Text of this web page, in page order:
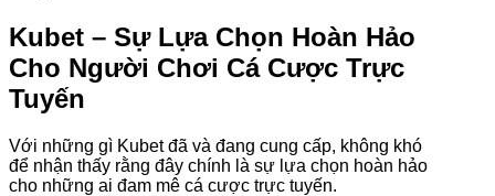
Kubet – Sự Lựa Chọn Hoàn Hảo
Cho Người Chơi Cá Cược Trực
Tuyến
Với những gì Kubet đã và đang cung cấp, không khó
để nhận thấy rằng đây chính là sự lựa chọn hoàn hảo
cho những ai đam mê cá cược trực tuyến.